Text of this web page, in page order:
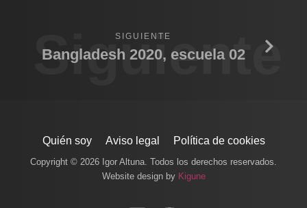
Siguiente
SIGUIENTE
Bangladesh 2020, escuela 02
Quién soy Aviso legal Política de cookies
Copyright © 2026 Igor Altuna. Todos los derechos reservados.
Website design by Kigune